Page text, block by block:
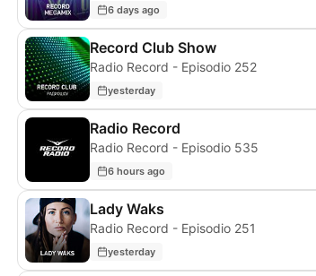
6 days ago
Record Club Show
Radio Record - Episodio 252
yesterday
Radio Record
Radio Record - Episodio 535
6 hours ago
Lady Waks
Radio Record - Episodio 251
yesterday